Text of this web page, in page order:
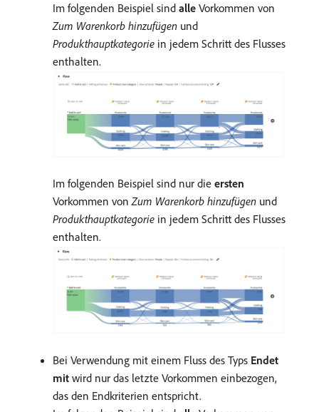
Im folgenden Beispiel sind alle Vorkommen von
Zum Warenkorb hinzufügen und
Produkthauptkategorie in jedem Schritt des Flusses
enthalten.
Im folgenden Beispiel sind nur die ersten
Vorkommen vonZum Warenkorb hinzufügen und
Produkthauptkategorie in jedem Schritt des Flusses
enthalten.
Bei Verwendung mit einem Fluss des Typs Endet
mit wird nur das letzte Vorkommen einbezogen,
das den Endkriterien entspricht.